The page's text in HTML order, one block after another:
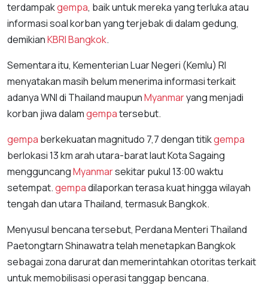
terdampakgempa, baik untuk mereka yang terluka atau
informasi soal korban yang terjebak di dalam gedung,
demikianKBRI Bangkok.
Sementara itu, Kementerian Luar Negeri (Kemlu) RI
menyatakan masih belum menerima informasi terkait
adanya WNI di Thailand maupunMyanmaryang menjadi
korban jiwa dalamgempatersebut.
gempa berkekuatan magnitudo 7,7 dengan titikgempa
berlokasi 13 km arah utara-barat laut Kota Sagaing
mengguncangMyanmarsekitar pukul 13:00 waktu
setempat.gempadilaporkan terasa kuat hingga wilayah
tengah dan utara Thailand, termasuk Bangkok.
Menyusul bencana tersebut, Perdana Menteri Thailand
Paetongtarn Shinawatra telah menetapkan Bangkok
sebagai zona darurat dan memerintahkan otoritas terkait
untuk memobilisasi operasi tanggap bencana.